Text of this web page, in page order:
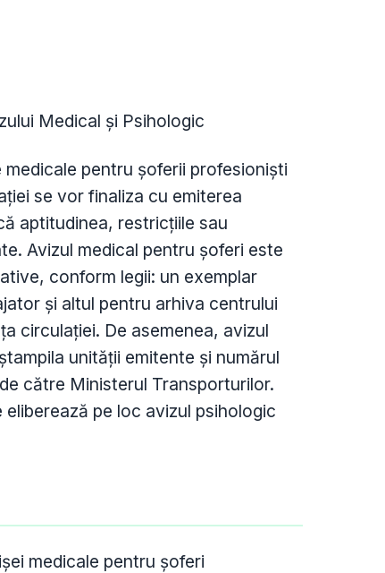
Medical și Psihologic
medicale pentru șoferii profesioniști
se vor finaliza cu emiterea
aptitudinea, restricțiile sau
Avizul medical pentru șoferi este
conform legii: un exemplar
și altul pentru arhiva centrului
circulației. De asemenea, avizul
unității emitente și numărul
către Ministerul Transporturilor.
pe loc avizul psihologic
medicale pentru șoferi